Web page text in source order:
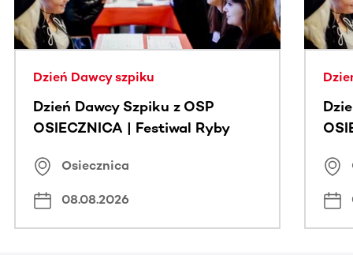
Dzień Dawcy szpiku
Dzień Dawcy Szpiku z OSP
OSIECZNICA | Festiwal Ryby
Osiecznica
08.08.2026